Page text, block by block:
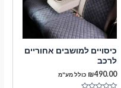
כיסויים למושבים אחוריים
לרכב
₪490.00 כולל מע"מ